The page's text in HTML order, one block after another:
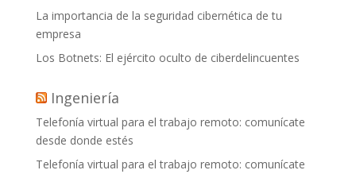
La importancia de la seguridad cibernética de tu
empresa
Los Botnets: El ejército oculto de ciberdelincuentes
Ingeniería
Telefonía virtual para el trabajo remoto: comunícate
desde donde estés
Telefonía virtual para el trabajo remoto: comunícate